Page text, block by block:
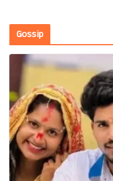
Gossip